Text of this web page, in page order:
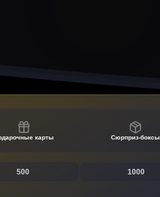
карты Сюрприз-боксы
500 1000